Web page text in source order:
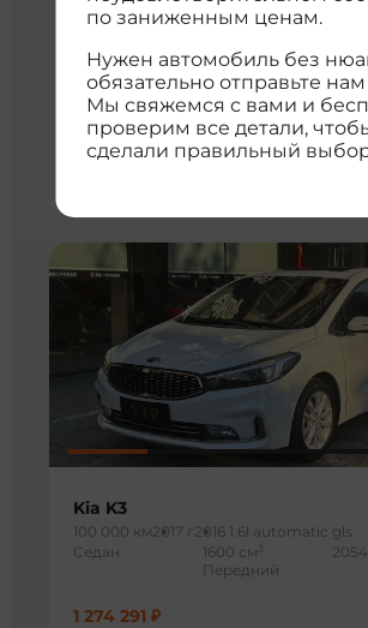
с доставкой во Владивосток
расшифровка цены
5 104 702 ₽ Высокая цена
Kia K3
100 000 км2017 г 2016 1.6l automatic gls
Седан
1600 см 3
Передний
1 274 291 ₽
по заниженным ценам.
Нужен автомобиль без
обязательно отправьте
Мы свяжемся с вами и
проверим все детали,
сделали правильный